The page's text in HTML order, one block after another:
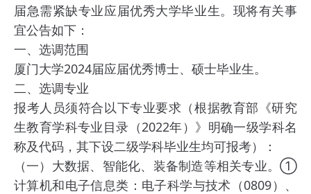
届急需紧缺专业应届优秀大学毕业生。现将有关事
宜公告如下：
一、选调范围
厦门大学2024届应届优秀博士、硕士毕业生。
二、选调专业
报考人员须符合以下专业要求（根据教育部《研究
生教育学科专业目录（2022年）》明确一级学科名
称及代码，其下设二级学科毕业生均可报考）：
（一）大数据、智能化、装备制造等相关专业。①
计算机和电子信息类：电子科学与技术（0809）、